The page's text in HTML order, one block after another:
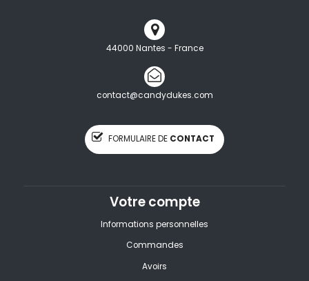
44000 Nantes - France
contact@candydukes.com
FORMULAIRE DE CONTACT
Votre compte
Informations personnelles
Commandes
Avoirs